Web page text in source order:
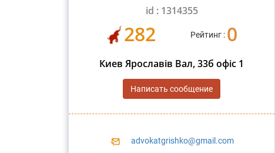
id : 1314355
282 Рейтинг : 0
Киев Ярославів Вал, 33б офіс 1
Написать сообщение
advokatgrishko@gmail.com